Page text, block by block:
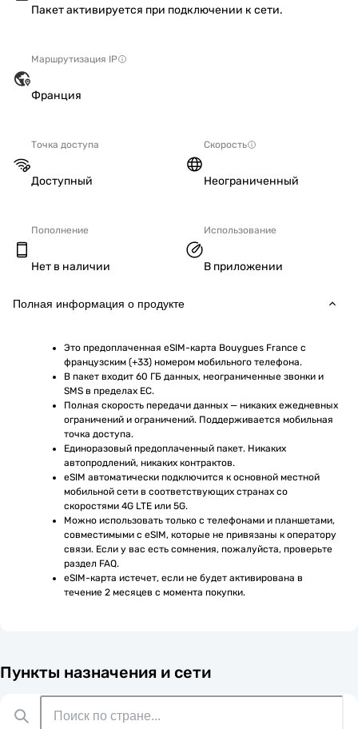
Пакет активируется при подключении к сети.
Маршрутизация IP
Франция
Точка доступа
Доступный
Скорость
Неограниченный
Пополнение
Нет в наличии
Использование
В приложении
Полная информация о продукте
Это предоплаченная eSIM-карта Bouygues France с
французским (+33) номером мобильного телефона.
В пакет входит 60 ГБ данных, неограниченные звонки и
SMS в пределах ЕС.
Полная скорость передачи данных — никаких ежедневных
ограничений и ограничений. Поддерживается мобильная
точка доступа.
Единоразовый предоплаченный пакет. Никаких
автопродлений, никаких контрактов.
eSIM автоматически подключится к основной местной
мобильной сети в соответствующих странах со
скоростями 4G LTE или 5G.
Можно использовать только с телефонами и планшетами,
совместимыми с eSIM, которые не привязаны к оператору
связи. Если у вас есть сомнения, пожалуйста, проверьте
раздел FAQ.
eSIM-карта истечет, если не будет активирована в
течение 2 месяцев с момента покупки.
Пункты назначения и сети